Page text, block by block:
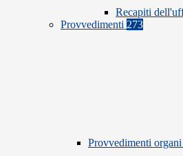
Recapiti
Provvedimenti 273
Provvedimenti